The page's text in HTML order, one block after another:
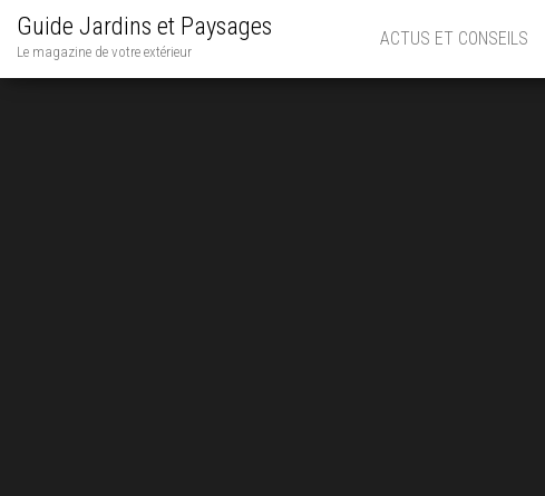
Guide Jardins et Paysages
Le magazine de votre extérieur
ACTUS ET CONSEILS